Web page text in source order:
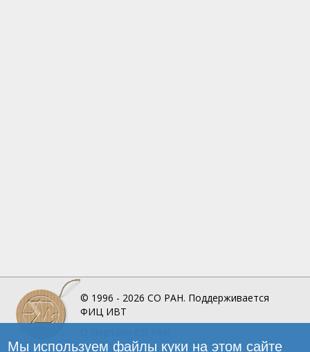
© 1996 - 2026 СО РАН. Поддерживается
ФИЦ ИВТ
Инфографика
Мы используем файлы куки на этом сайте